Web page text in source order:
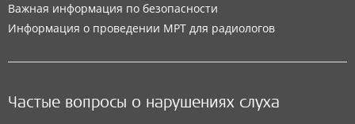
Важная информация по безопасности
Информация о проведении МРТ для радиологов
Частые вопросы о нарушениях слуха